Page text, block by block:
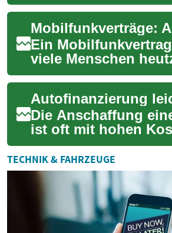
Menschen greifen
eine Autofinan...
Ein
viele Menschen
unerlässlich. Er
den Zugang zu
Kommunikatio...
Die Anschaffung
ist oft mit hohen
verbunden. Für viele
Menschen ist daher
Autofinanzierung
TECHNIK & FAHRZEUGE